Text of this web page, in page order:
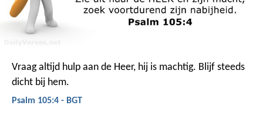
Vraag altijd hulp aan de Heer, hij is machtig. Blijf steeds
dicht bij hem.
Psalm 105:4 - BGT